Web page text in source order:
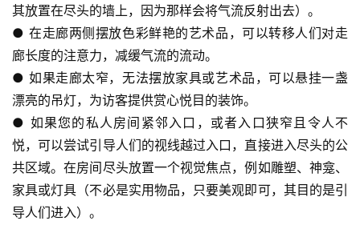
运
营
记
录
经
验
教
程
其放置在尽头的墙上，因为那样会将气流反射出去）。
● 在走廊两侧摆放色彩鲜艳的艺术品，可以转移人们对走
廊长度的注意力，减缓气流的流动。
● 如果走廊太窄，无法摆放家具或艺术品，可以悬挂一盏
漂亮的吊灯，为访客提供赏心悦目的装饰。
● 如果您的私人房间紧邻入口，或者入口狭窄且令人不
悦，可以尝试引导人们的视线越过入口，直接进入尽头的公
共区域。在房间尽头放置一个视觉焦点，例如雕塑、神龛、
家具或灯具（不必是实用物品，只要美观即可，其目的是引
导人们进入）。